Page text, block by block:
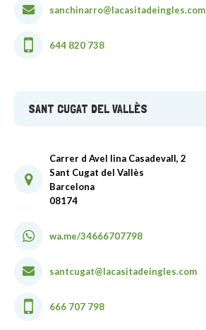
sanchinarro@lacasitadeingles.com
644 820 738
SANT CUGAT DEL VALLÈS
Carrer d Avel lina Casadevall, 2
Sant Cugat del Vallès
Barcelona
08174
wa.me/34666707798
santcugat@lacasitadeingles.com
666 707 798